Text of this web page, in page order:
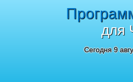
для
Сегодня 9